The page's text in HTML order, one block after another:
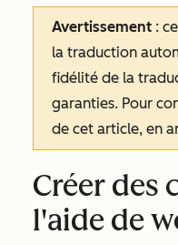
Avertissement :
la traduction
fidélité de la
garanties. Pour
de cet article, en
Créer des
l'aide de